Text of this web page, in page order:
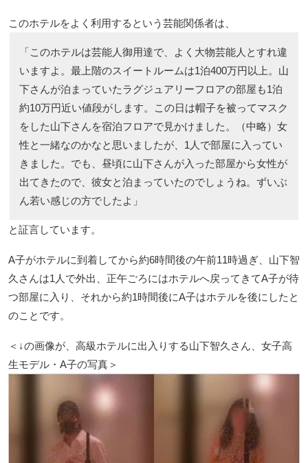
このホテルをよく利用するという芸能関係者は、
「このホテルは芸能人御用達で、よく大物芸能人とすれ違
いますよ。最上階のスイートルームは1泊400万円以上。山
下さんが泊まっていたラグジュアリーフロアの部屋も1泊
約10万円近い値段がします。この日は帽子を被ってマスク
をした山下さんを宿泊フロアで見かけました。（中略）女
性と一緒なのかなと思いましたが、1人で部屋に入ってい
きました。でも、昼頃に山下さんが入った部屋から女性が
出てきたので、彼女と泊まっていたのでしょうね。ずいぶ
ん若い感じの方でしたよ」
と証言しています。
A子がホテルに到着してから約6時間後の午前11時過ぎ、山下智
久さんは1人で外出、正午ごろにはホテルへ戻ってきてA子が待
つ部屋に入り、それから約1時間後にA子はホテルを後にしたと
のことです。
＜↓の画像が、高級ホテルに出入りする山下智久さん、女子高
生モデル・A子の写真＞